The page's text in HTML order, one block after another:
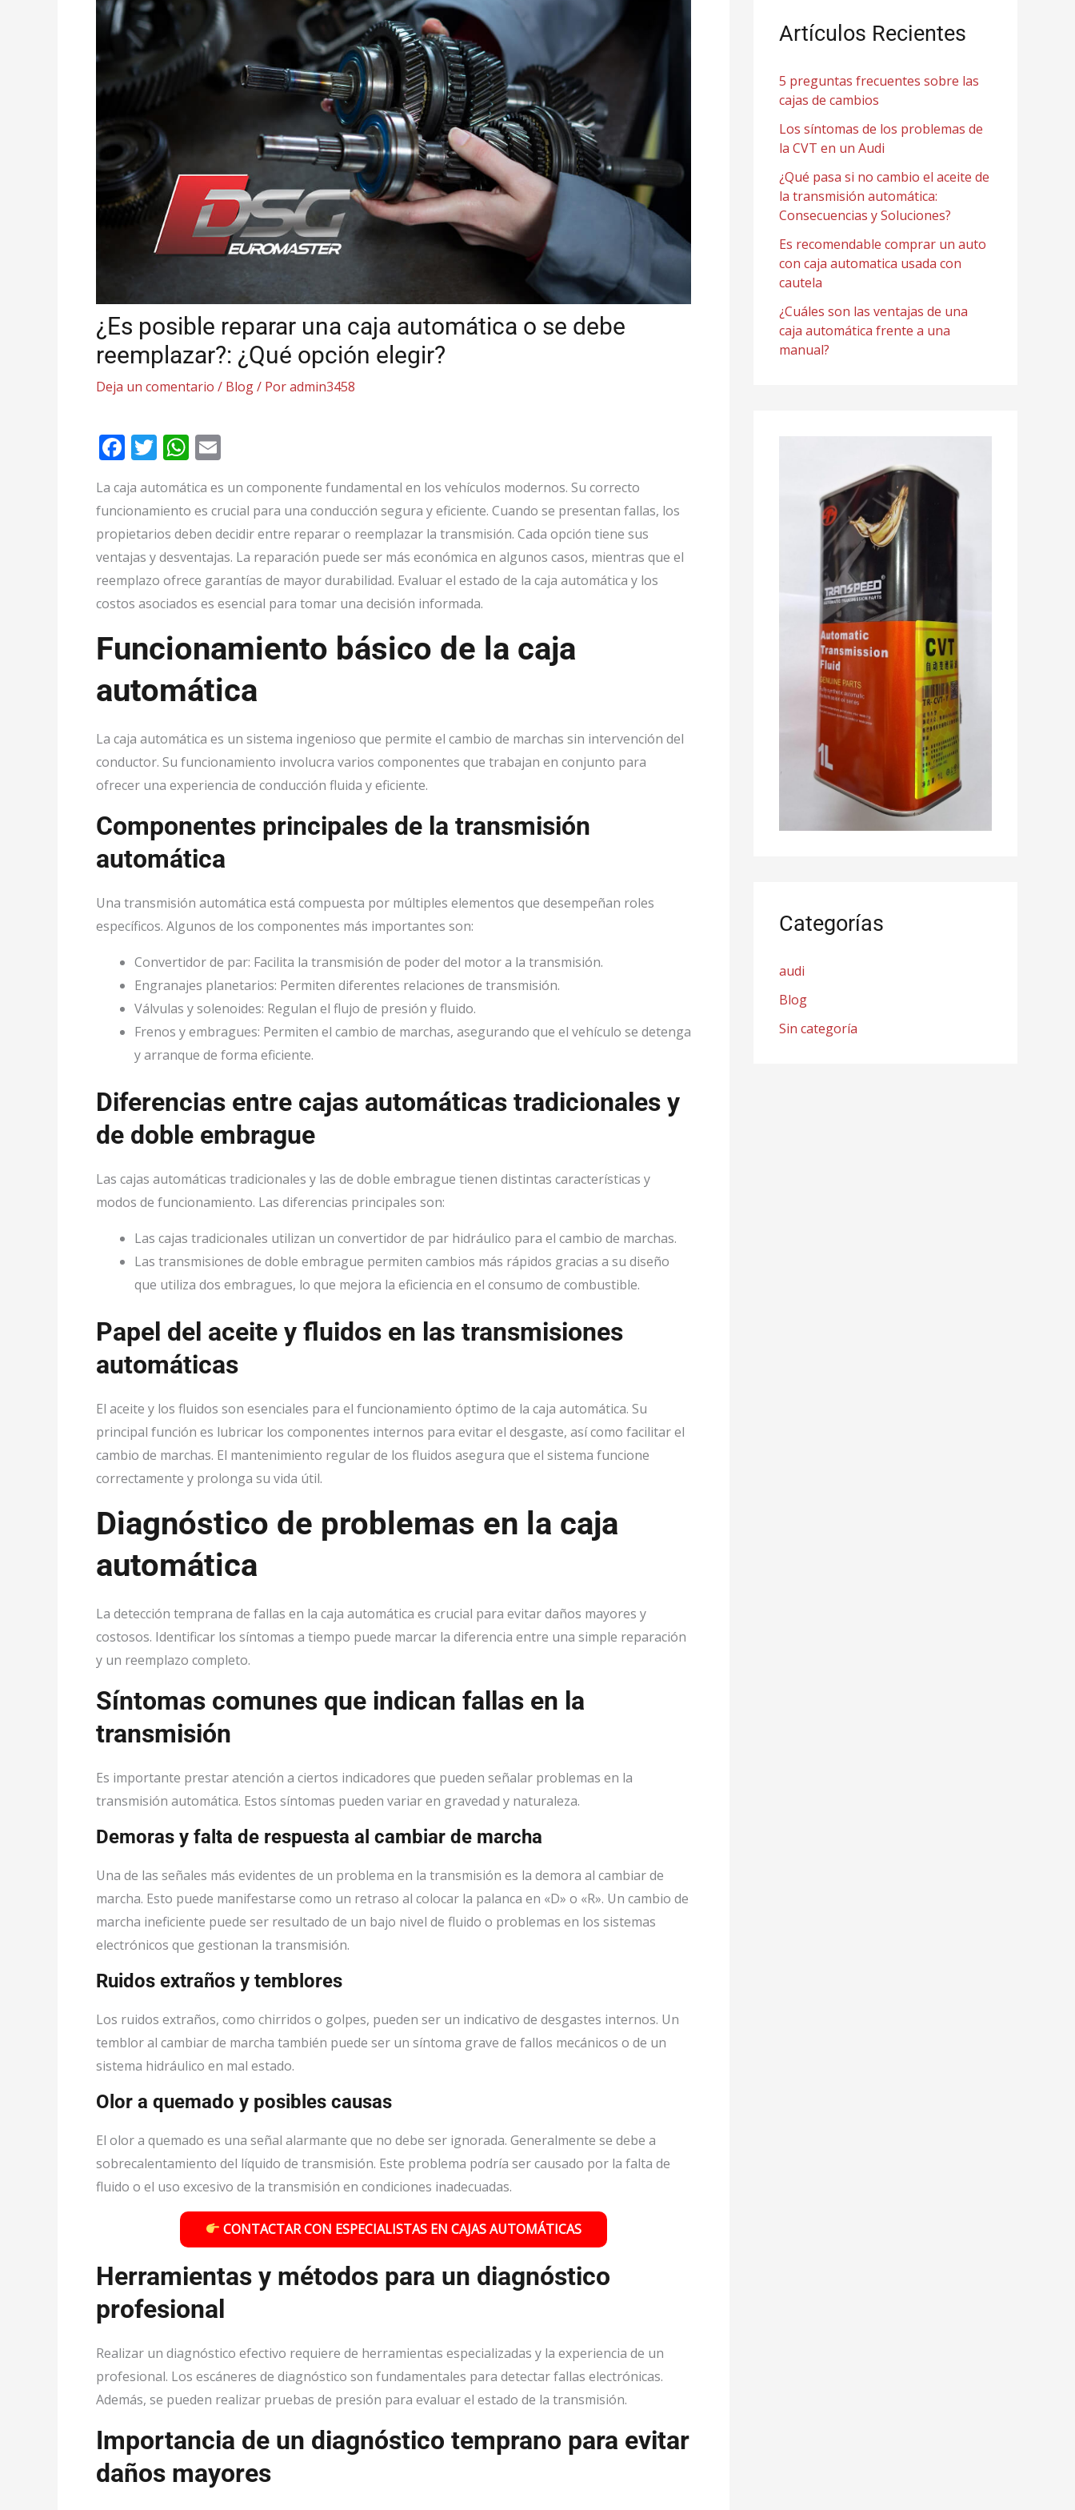
¿Es posible reparar una caja automática o se debe
reemplazar?: ¿Qué opción elegir?
Deja un comentario / Blog/ Poradmin3458
F
e
b
o
o
k
T
itt
er
W
at
s
A
p
p
ai
l
La caja automática es un componente fundamental en los vehículos modernos. Su correcto
funcionamiento es crucial para una conducción segura y eficiente. Cuando se presentan fallas, los
propietarios deben decidir entre reparar o reemplazar la transmisión. Cada opción tiene sus
ventajas y desventajas. La reparación puede ser más económica en algunos casos, mientras que el
reemplazo ofrece garantías de mayor durabilidad. Evaluar el estado de la caja automática y los
costos asociados es esencial para tomar una decisión informada.
Funcionamiento básico de la caja
automática
La caja automática es un sistema ingenioso que permite el cambio de marchas sin intervención del
conductor. Su funcionamiento involucra varios componentes que trabajan en conjunto para
ofrecer una experiencia de conducción fluida y eficiente.
Componentes principales de la transmisión
automática
Una transmisión automática está compuesta por múltiples elementos que desempeñan roles
específicos. Algunos de los componentes más importantes son:
Convertidor de par: Facilita la transmisión de poder del motor a la transmisión.
Engranajes planetarios: Permiten diferentes relaciones de transmisión.
Válvulas y solenoides: Regulan el flujo de presión y fluido.
Frenos y embragues: Permiten el cambio de marchas, asegurando que el vehículo se detenga
y arranque de forma eficiente.
Diferencias entre cajas automáticas tradicionales y
de doble embrague
Las cajas automáticas tradicionales y las de doble embrague tienen distintas características y
modos de funcionamiento. Las diferencias principales son:
Las cajas tradicionales utilizan un convertidor de par hidráulico para el cambio de marchas.
Las transmisiones de doble embrague permiten cambios más rápidos gracias a su diseño
que utiliza dos embragues, lo que mejora la eficiencia en el consumo de combustible.
Papel del aceite y fluidos en las transmisiones
automáticas
El aceite y los fluidos son esenciales para el funcionamiento óptimo de la caja automática. Su
principal función es lubricar los componentes internos para evitar el desgaste, así como facilitar el
cambio de marchas. El mantenimiento regular de los fluidos asegura que el sistema funcione
correctamente y prolonga su vida útil.
Diagnóstico de problemas en la caja
automática
La detección temprana de fallas en la caja automática es crucial para evitar daños mayores y
costosos. Identificar los síntomas a tiempo puede marcar la diferencia entre una simple reparación
y un reemplazo completo.
Síntomas comunes que indican fallas en la
transmisión
Es importante prestar atención a ciertos indicadores que pueden señalar problemas en la
transmisión automática. Estos síntomas pueden variar en gravedad y naturaleza.
Demoras y falta de respuesta al cambiar de marcha
Una de las señales más evidentes de un problema en la transmisión es la demora al cambiar de
marcha. Esto puede manifestarse como un retraso al colocar la palanca en «D» o «R». Un cambio de
marcha ineficiente puede ser resultado de un bajo nivel de fluido o problemas en los sistemas
electrónicos que gestionan la transmisión.
Ruidos extraños y temblores
Los ruidos extraños, como chirridos o golpes, pueden ser un indicativo de desgastes internos. Un
temblor al cambiar de marcha también puede ser un síntoma grave de fallos mecánicos o de un
sistema hidráulico en mal estado.
Olor a quemado y posibles causas
El olor a quemado es una señal alarmante que no debe ser ignorada. Generalmente se debe a
sobrecalentamiento del líquido de transmisión. Este problema podría ser causado por la falta de
fluido o el uso excesivo de la transmisión en condiciones inadecuadas.
CONTACTAR CON ESPECIALISTAS EN CAJAS AUTOMÁTICAS
Herramientas y métodos para un diagnóstico
profesional
Realizar un diagnóstico efectivo requiere de herramientas especializadas y la experiencia de un
profesional. Los escáneres de diagnóstico son fundamentales para detectar fallas electrónicas.
Además, se pueden realizar pruebas de presión para evaluar el estado de la transmisión.
Importancia de un diagnóstico temprano para evitar
daños mayores
a
p
o
r
:
Artículos Recientes
5 preguntas frecuentes sobre las
cajas de cambios
Los síntomas de los problemas de
la CVT en un Audi
¿Qué pasa si no cambio el aceite de
la transmisión automática:
Consecuencias y Soluciones?
Es recomendable comprar un auto
con caja automatica usada con
cautela
¿Cuáles son las ventajas de una
caja automática frente a una
manual?
Categorías
audi
Blog
Sin categoría